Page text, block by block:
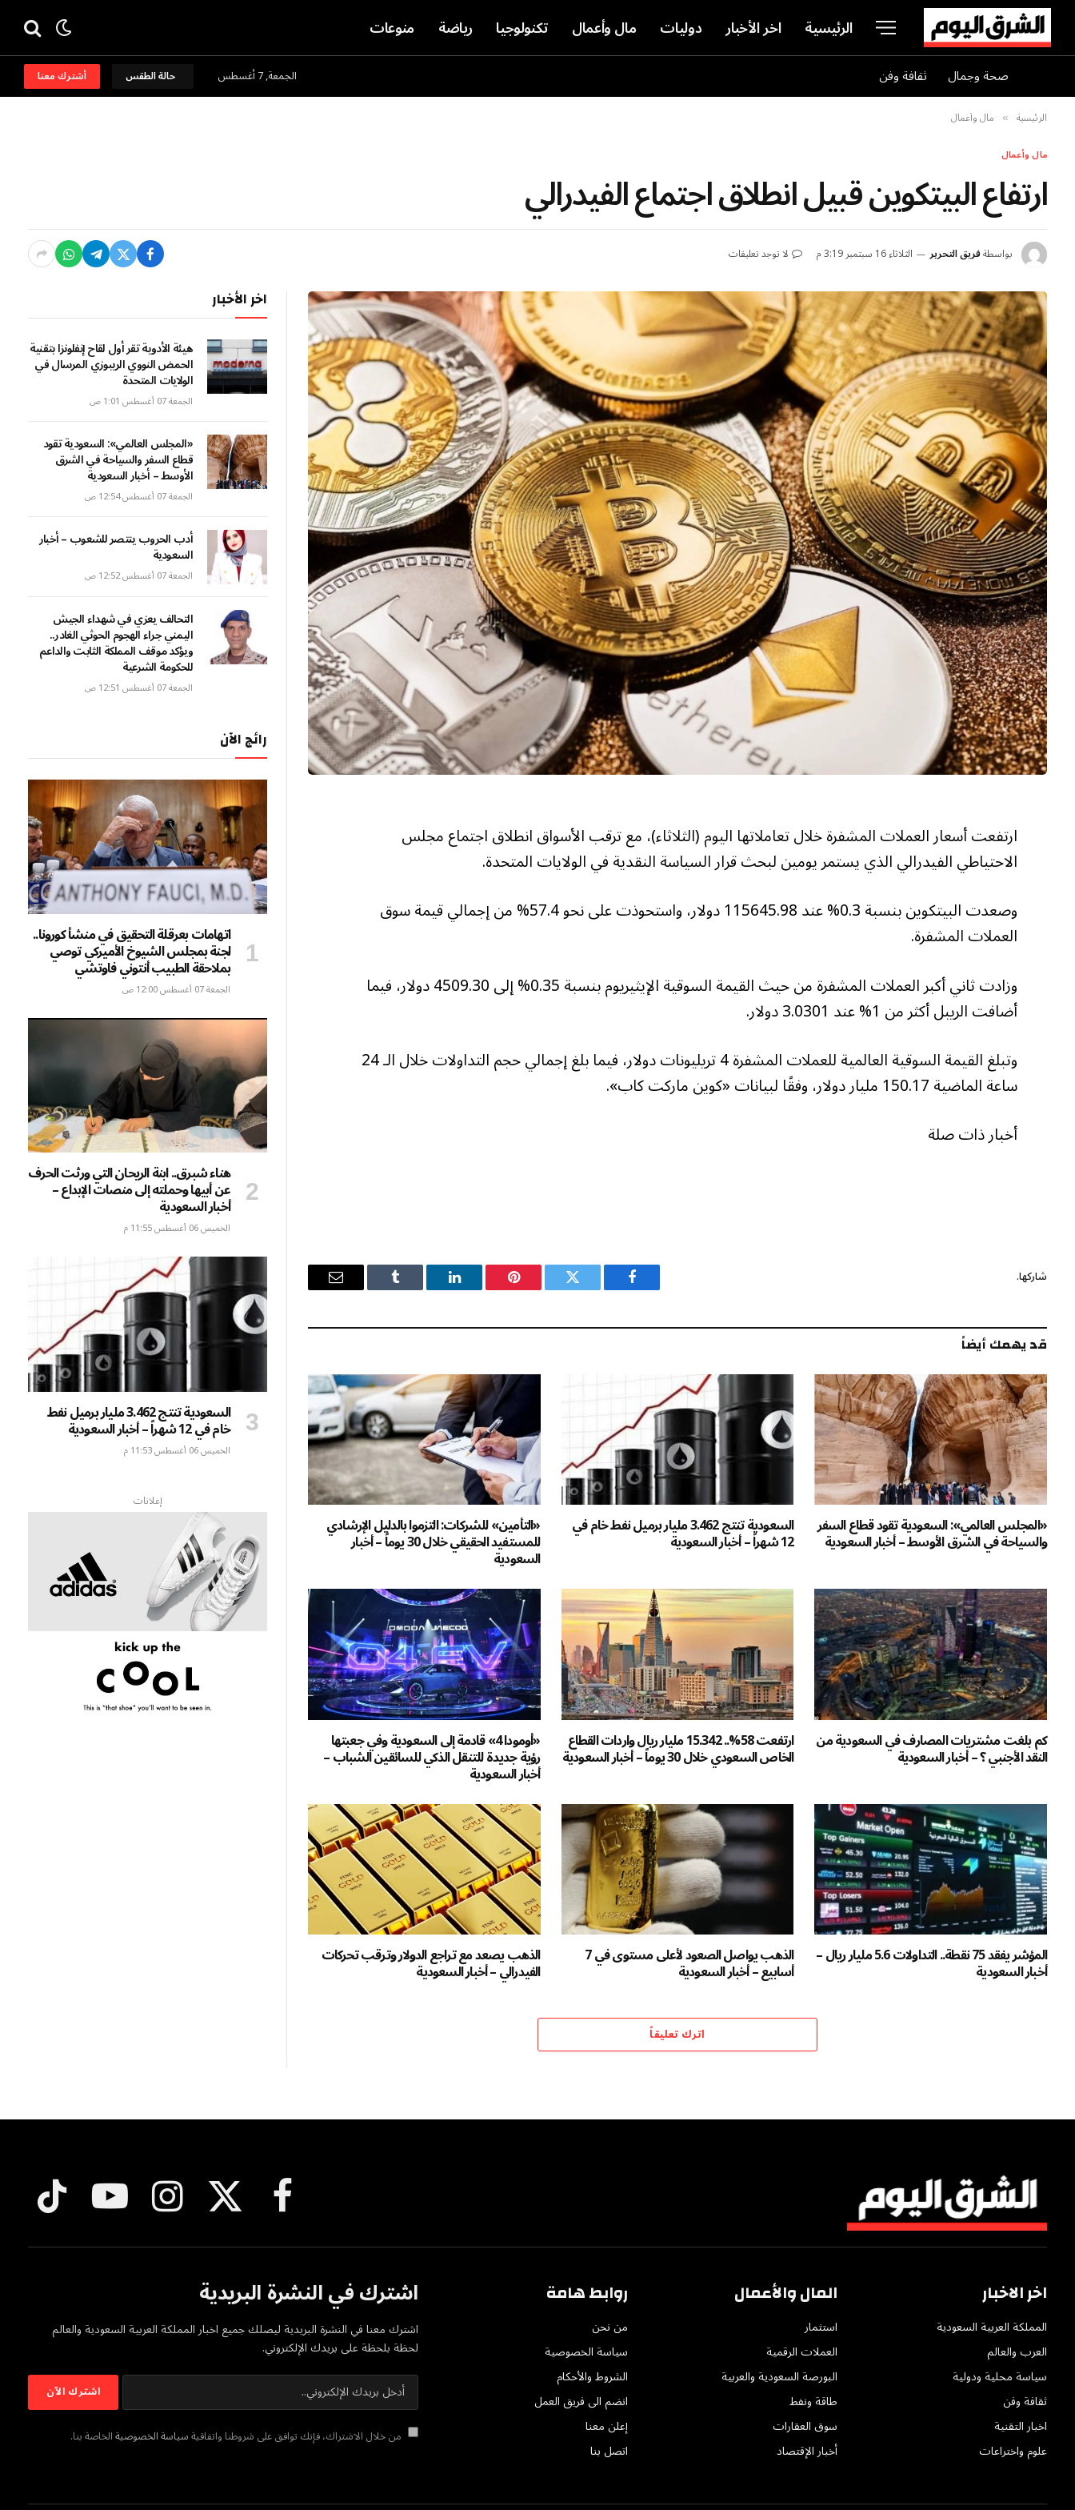
الرئيسية اخر الأخبار دوليات مال وأعمال تكنولوجيا رياضة منوعات
صحة وجمال ثقافة وفن الجمعة, 7 أغسطس حالة الطقس أشترك معنا
الرئيسية » مال وأعمال
مال وأعمال
ارتفاع البيتكوين قبيل انطلاق اجتماع الفيدرالي
بواسطةفريق التحرير الثلاثاء 16 سبتمبر 3:19 م لا توجد تعليقات
ارتفعت أسعار العملات المشفرة خلال تعاملاتها اليوم (الثلاثاء)، مع ترقب الأسواق انطلاق اجتماع مجلس
الاحتياطي الفيدرالي الذي يستمر يومين لبحث قرار السياسة النقدية في الولايات المتحدة.
وصعدت البيتكوين بنسبة 0.3% عند 115645.98 دولار، واستحوذت على نحو 57.4% من إجمالي قيمة سوق
العملات المشفرة.
وزادت ثاني أكبر العملات المشفرة من حيث القيمة السوقية الإيثيريوم بنسبة 0.35% إلى 4509.30 دولار، فيما
أضافت الريبل أكثر من 1% عند 3.0301 دولار.
وتبلغ القيمة السوقية العالمية للعملات المشفرة 4 تريليونات دولار، فيما بلغ إجمالي حجم التداولات خلال الـ 24
ساعة الماضية 150.17 مليار دولار، وفقًا لبيانات «كوين ماركت كاب».
أخبار ذات صلة
شاركها.
فيسبوك تويتر بينتيريستلينكدإن Tumblr
البريد
قد يهمك أيضاً
«المجلس العالمي»: السعودية تقود قطاع السفر
والسياحة في الشرق الأوسط – أخبار السعودية
السعودية تنتج 3.462 مليار برميل نفط خام في
12 شهراً – أخبار السعودية
«التأمين» للشركات: التزموا بالدليل الإرشادي
للمستفيد الحقيقي خلال 30 يوماً – أخبار
السعودية
كم بلغت مشتريات المصارف في السعودية من
النقد الأجنبي ؟ – أخبار السعودية
ارتفعت 58%.. 15.342 مليار ريال واردات القطاع
الخاص السعودي خلال 30 يوماً – أخبار السعودية
«أومودا 4» قادمة إلى السعودية وفي جعبتها
رؤية جديدة للتنقل الذكي للسائقين الشباب –
أخبار السعودية
المؤشر يفقد 75 نقطة.. التداولات 5.6 مليار ريال –
أخبار السعودية
الذهب يواصل الصعود لأعلى مستوى في 7
أسابيع – أخبار السعودية
الذهب يصعد مع تراجع الدولار وترقب تحركات
الفيدرالي – أخبار السعودية
اترك تعليقاً
اخر الأخبار
هيئة الأدوية تقر أول لقاح إنفلونزا بتقنية
الحمض النووي الريبوزي المرسال في
الولايات المتحدة
الجمعة 07 أغسطس 1:01 ص
«المجلس العالمي»: السعودية تقود
قطاع السفر والسياحة في الشرق
الأوسط – أخبار السعودية
الجمعة 07 أغسطس 12:54 ص
أدب الحروب ينتصر للشعوب – أخبار
السعودية
الجمعة 07 أغسطس 12:52 ص
التحالف يعزي في شهداء الجيش
اليمني جراء الهجوم الحوثي الغادر..
ويؤكد موقف المملكة الثابت والداعم
للحكومة الشرعية
الجمعة 07 أغسطس 12:51 ص
رائج الآن
اتهامات بعرقلة التحقيق في منشأ كورونا..
لجنة بمجلس الشيوخ الأميركي توصي
بملاحقة الطبيب أنتوني فاوتشي
الجمعة 07 أغسطس 12:00 ص
هناء شبرق.. ابنة الريحان التي ورثت الحرف
عن أبيها وحملته إلى منصات الإبداع –
أخبار السعودية
الخميس 06 أغسطس 11:55 م
السعودية تنتج 3.462 مليار برميل نفط
خام في 12 شهراً – أخبار السعودية
الخميس 06 أغسطس 11:53 م
إعلانات
فيسبوك X الانستغرام يوتيوب تيكتوك
اخر الاخبار
المملكة العربية السعودية
العرب والعالم
سياسة محلية ودولية
ثقافة وفن
اخبار التقنية
علوم واختراعات
المال والأعمال
استثمار
العملات الرقمية
البورصة السعودية والعربية
طاقة ونفط
سوق العقارات
أخبار الإقتصاد
روابط هامة
من نحن
سياسة الخصوصية
الشروط والأحكام
انضم الى فريق العمل
إعلن معنا
اتصل بنا
اشترك في النشرة البريدية
اشترك معنا في النشرة البريدية ليصلك جميع اخبار المملكة العربية السعودية والعالم
لحظة بلحظة على بريدك الإلكتروني.
من خلال الاشتراك، فإنك توافق على شروطنا واتفاقيةسياسة الخصوصيةالخاصة بنا.